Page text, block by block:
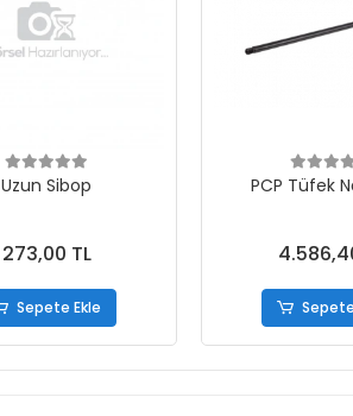
Uzun Sibop
273,00 TL
Sepete Ekle
PCP Tüfek